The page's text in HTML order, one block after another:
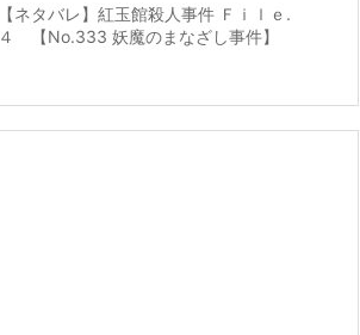
【ネタバレ】紅玉館殺人事件 Ｆｉｌｅ.
４ 【No.333 妖魔のまなざし事件】